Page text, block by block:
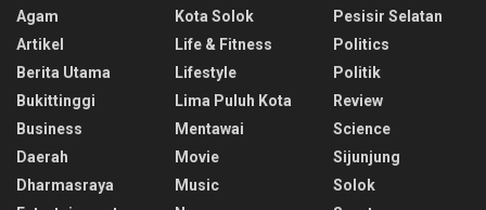
Agam
Artikel
Berita Utama
Bukittinggi
Business
Daerah
Dharmasraya
Kota Solok
Life & Fitness
Lifestyle
Lima Puluh Kota
Mentawai
Movie
Music
Pesisir Selatan
Politics
Politik
Review
Science
Sijunjung
Solok